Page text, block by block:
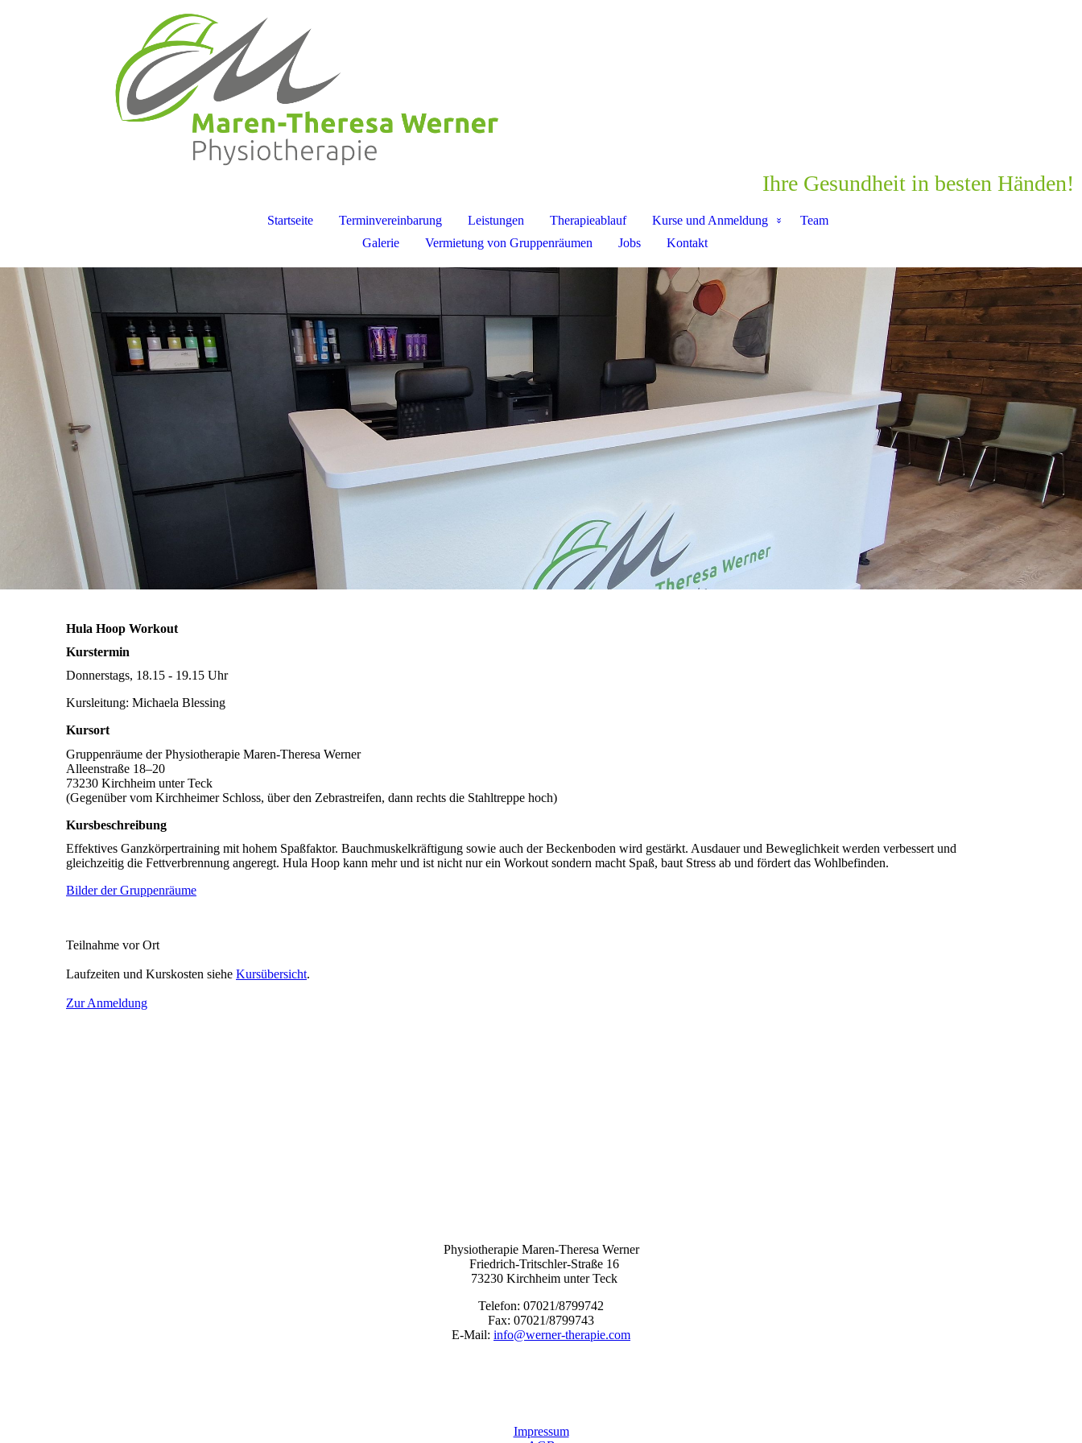
Ihre Gesundheit in besten Händen!
Startseite Terminvereinbarung Leistungen Therapieablauf Kurse und Anmeldung
Team
Galerie
Vermietung von Gruppenräumen Jobs Kontakt
Hula Hoop Workout
Kurstermin
Donnerstags, 18.15 - 19.15 Uhr
Kursleitung: Michaela Blessing
Kursort
Gruppenräume der Physiotherapie Maren-Theresa Werner
Alleenstraße 18–20
73230 Kirchheim unter Teck
(Gegenüber vom Kirchheimer Schloss, über den Zebrastreifen, dann rechts die Stahltreppe hoch)
Kursbeschreibung
Effektives Ganzkörpertraining mit hohem Spaßfaktor. Bauchmuskelkräftigung sowie auch der Beckenboden wird gestärkt. Ausdauer und Beweglichkeit werden verbessert und
gleichzeitig die Fettverbrennung angeregt. Hula Hoop kann mehr und ist nicht nur ein Workout sondern macht Spaß, baut Stress ab und fördert das Wohlbefinden.
Bilder der Gruppenräume
Teilnahme vor Ort
Laufzeiten und Kurskosten siehe Kursübersicht.
Zur Anmeldung
Physiotherapie Maren-Theresa Werner
Friedrich-Tritschler-Straße 16
73230 Kirchheim unter Teck
Telefon: 07021/8799742
Fax: 07021/8799743
E-Mail: info@werner-therapie.com
Impressum